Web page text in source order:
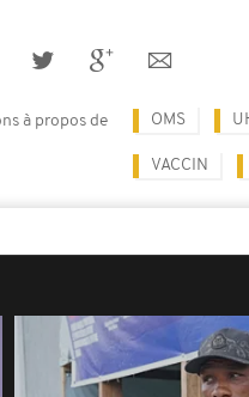
à propos de OMS
VACCIN